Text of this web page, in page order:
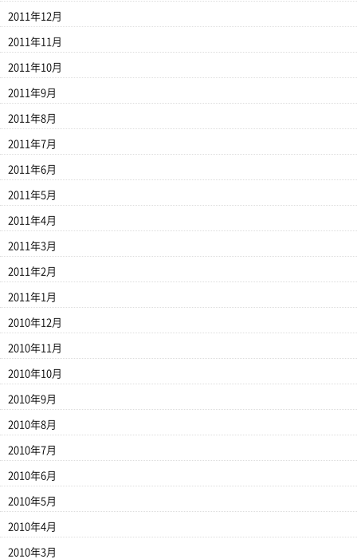
2011年12月
2011年11月
2011年10月
2011年9月
2011年8月
2011年7月
2011年6月
2011年5月
2011年4月
2011年3月
2011年2月
2011年1月
2010年12月
2010年11月
2010年10月
2010年9月
2010年8月
2010年7月
2010年6月
2010年5月
2010年4月
2010年3月